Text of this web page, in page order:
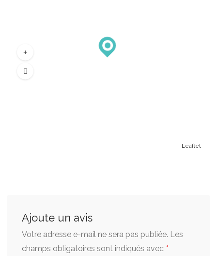
Leaflet
Ajoute un avis
Votre adresse e-mail ne sera pas publiée. Les
champs obligatoires sont indiqués avec *